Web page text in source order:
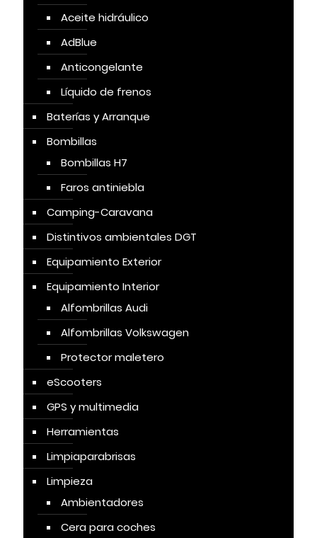
Aceite hidráulico
AdBlue
Anticongelante
Líquido de frenos
Baterías y Arranque
Bombillas
Bombillas H7
Faros antiniebla
Camping-Caravana
Distintivos ambientales DGT
Equipamiento Exterior
Equipamiento Interior
Alfombrillas Audi
Alfombrillas Volkswagen
Protector maletero
eScooters
GPS y multimedia
Herramientas
Limpiaparabrisas
Limpieza
Ambientadores
Cera para coches